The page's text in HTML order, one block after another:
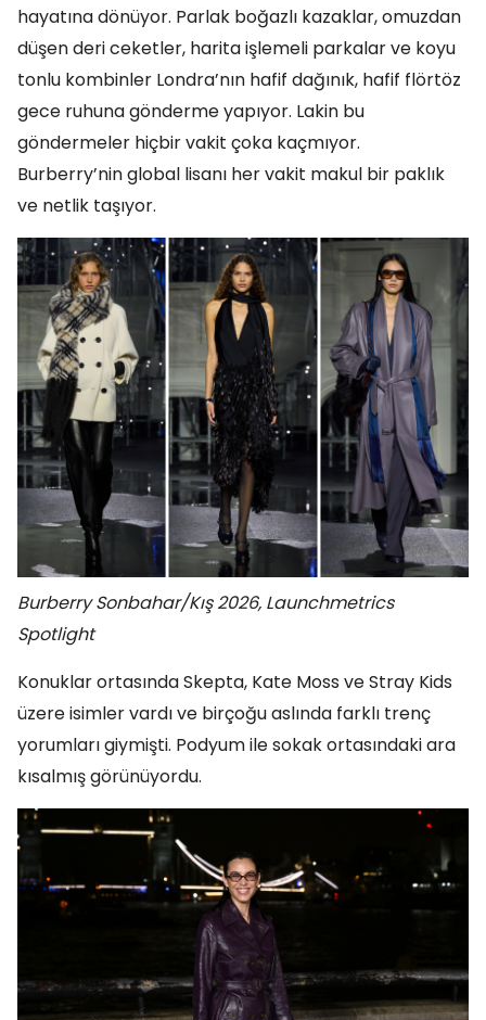
hayatına dönüyor. Parlak boğazlı kazaklar, omuzdan
düşen deri ceketler, harita işlemeli parkalar ve koyu
tonlu kombinler Londra’nın hafif dağınık, hafif flörtöz
gece ruhuna gönderme yapıyor. Lakin bu
göndermeler hiçbir vakit çoka kaçmıyor.
Burberry’nin global lisanı her vakit makul bir paklık
ve netlik taşıyor.
Burberry Sonbahar/Kış 2026, Launchmetrics
Spotlight
Konuklar ortasında Skepta, Kate Moss ve Stray Kids
üzere isimler vardı ve birçoğu aslında farklı trenç
yorumları giymişti. Podyum ile sokak ortasındaki ara
kısalmış görünüyordu.